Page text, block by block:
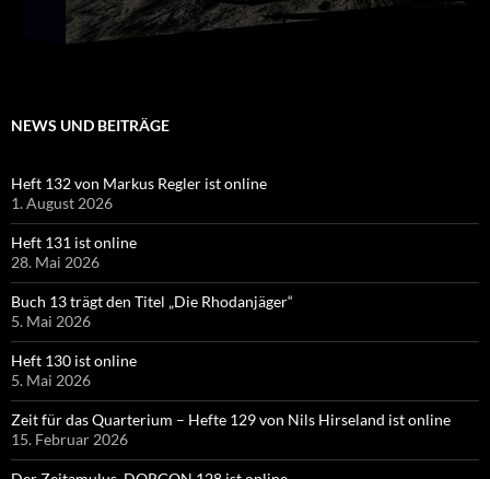
NEWS UND BEITRÄGE
Heft 132 von Markus Regler ist online
1. August 2026
Heft 131 ist online
28. Mai 2026
Buch 13 trägt den Titel „Die Rhodanjäger“
5. Mai 2026
Heft 130 ist online
5. Mai 2026
Zeit für das Quarterium – Hefte 129 von Nils Hirseland ist online
15. Februar 2026